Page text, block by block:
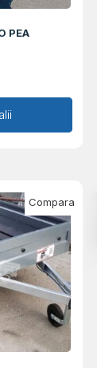
PEA
Compara